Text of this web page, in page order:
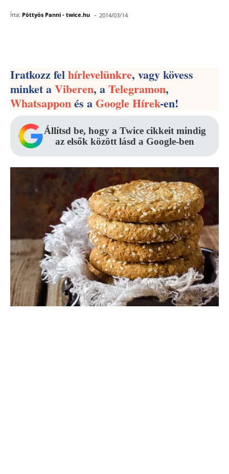
Írta: Pöttyös Panni - twice.hu - 2014/03/14
Iratkozz felhírlevelünkre, vagy kövess
minket aViberen, aTelegramon,
Whatsapponés aGoogle Hírek-en!
Állítsd be, hogy a Twice cikkeit mindig
az elsők között lásd a Google-ben